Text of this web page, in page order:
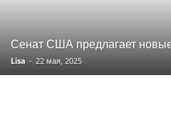
Сенат США предлагает
Lisa - 22 мая, 2025